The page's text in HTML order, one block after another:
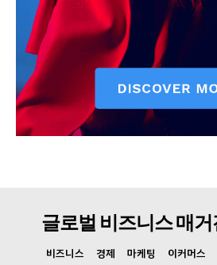
글로벌 비즈니스 매
비즈니스 경제 마케팅 이커머스